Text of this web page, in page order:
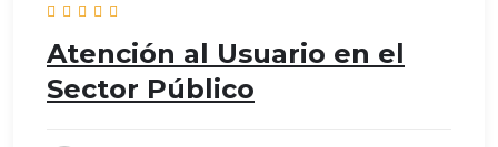
Atención al Usuario en el
Sector Público